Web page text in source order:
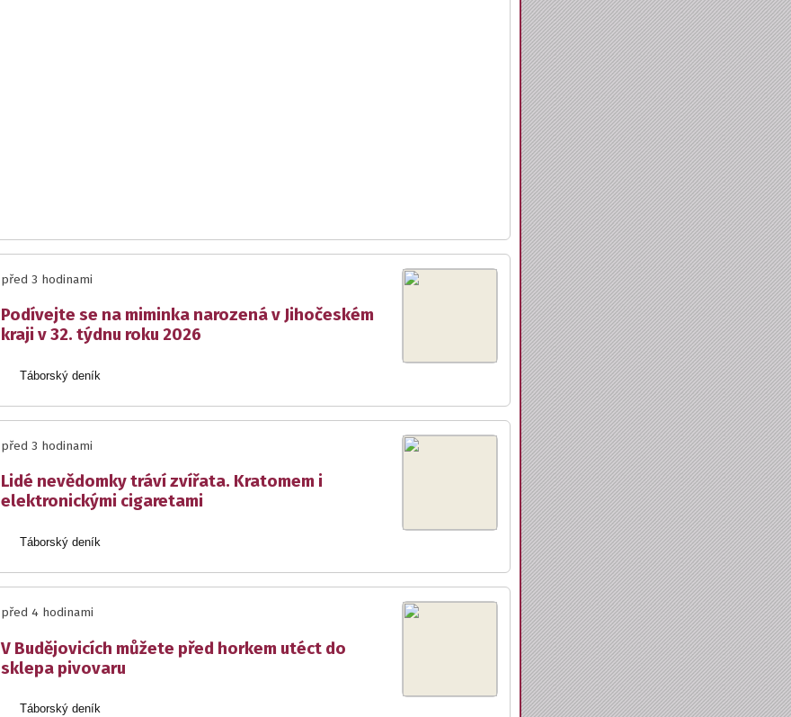
před 3 hodinami
Podívejte se na miminka narozená v Jihočeském
kraji v 32. týdnu roku 2026
Táborský deník
před 3 hodinami
Lidé nevědomky tráví zvířata. Kratomem i
elektronickými cigaretami
Táborský deník
před 4 hodinami
V Budějovicích můžete před horkem utéct do
sklepa pivovaru
Táborský deník